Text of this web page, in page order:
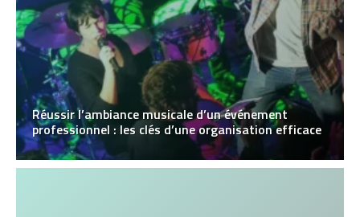
Réussir l’ambiance musicale d’un événement
professionnel : les clés d’une organisation efficace